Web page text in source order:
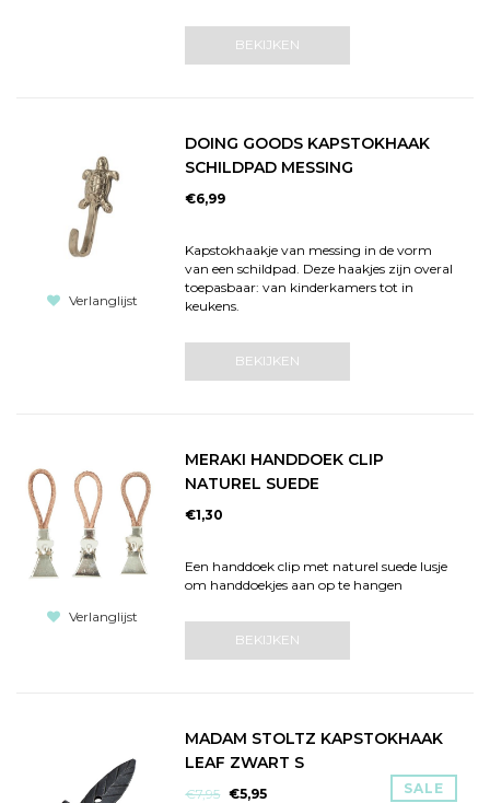
BEKIJKEN
Verlanglijst
DOING GOODS KAPSTOKHAAK
SCHILDPAD MESSING
€6,99
Kapstokhaakje van messing in de vorm
van een schildpad. Deze haakjes zijn overal
toepasbaar: van kinderkamers tot in
keukens.
BEKIJKEN
Verlanglijst
MERAKI HANDDOEK CLIP
NATUREL SUEDE
€1,30
Een handdoek clip met naturel suede lusje
om handdoekjes aan op te hangen
BEKIJKEN
MADAM STOLTZ KAPSTOKHAAK
LEAF ZWART S
SALE
€7,95 €5,95